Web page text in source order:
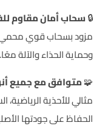
🔒سحاب أمان مقاوم
مزود بسحاب قوي محمي
وحماية الحذاء والآلة معًا.
🧩متوافق مع جميع
مثالي للأحذية
الحفاظ على جودتها